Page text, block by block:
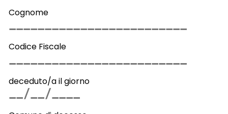
Cognome
Codice Fiscale
deceduto/a il giorno